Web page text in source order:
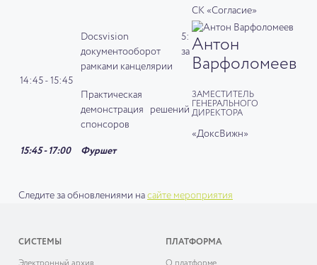
СК «Согласие»
14:45 - 15:45
Docsvision 5:
документооборот за
рамками канцелярии
Практическая
демонстрация решений
спонсоров
Антон
Варфоломеев
ЗАМЕСТИТЕЛЬ
ГЕНЕРАЛЬНОГО
ДИРЕКТОРА
«ДоксВижн»
15:45 - 17:00
Фуршет
Следите за обновлениями на сайте мероприятия
СИСТЕМЫ ПЛАТФОРМА